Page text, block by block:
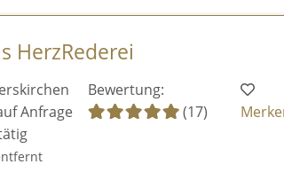
HerzRederei
Anfrage
Bewertung:
(17)